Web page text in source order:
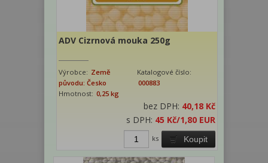
ADV Cizrnová mouka 250g
Výrobce: Země
původu: Česko
Katalogové číslo:
000883
Hmotnost: 0,25 kg
bez DPH: 40,18 Kč
s DPH: 45 Kč/1,80 EUR
Koupit
ks